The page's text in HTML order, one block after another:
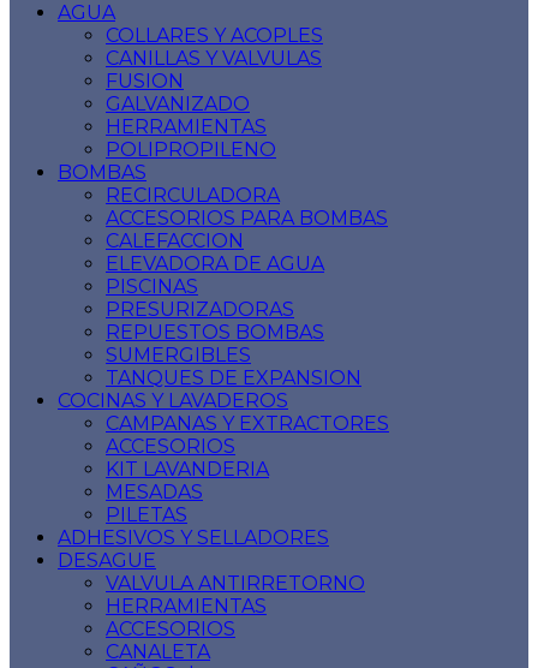
AGUA
COLLARES Y ACOPLES
CANILLAS Y VALVULAS
FUSION
GALVANIZADO
HERRAMIENTAS
POLIPROPILENO
BOMBAS
RECIRCULADORA
ACCESORIOS PARA BOMBAS
CALEFACCION
ELEVADORA DE AGUA
PISCINAS
PRESURIZADORAS
REPUESTOS BOMBAS
SUMERGIBLES
TANQUES DE EXPANSION
COCINAS Y LAVADEROS
CAMPANAS Y EXTRACTORES
ACCESORIOS
KIT LAVANDERIA
MESADAS
PILETAS
ADHESIVOS Y SELLADORES
DESAGUE
VALVULA ANTIRRETORNO
HERRAMIENTAS
ACCESORIOS
CANALETA